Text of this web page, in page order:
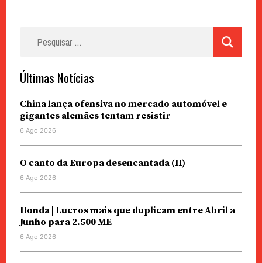
Últimas Notícias
China lança ofensiva no mercado automóvel e
gigantes alemães tentam resistir
6 Ago 2026
O canto da Europa desencantada (II)
6 Ago 2026
Honda | Lucros mais que duplicam entre Abril a
Junho para 2.500 ME
6 Ago 2026